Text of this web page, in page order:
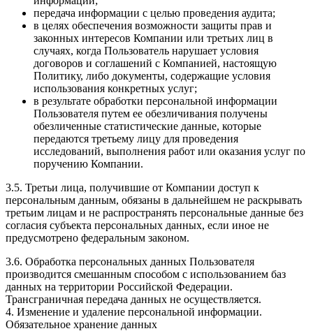
передача информации с целью проведения аудита;
в целях обеспечения возможности защиты прав и
законных интересов Компании или третьих лиц в
случаях, когда Пользователь нарушает условия
договоров и соглашений с Компанией, настоящую
Политику, либо документы, содержащие условия
использования конкретных услуг;
в результате обработки персональной информации
Пользователя путем ее обезличивания получены
обезличенные статистические данные, которые
передаются третьему лицу для проведения
исследований, выполнения работ или оказания услуг по
поручению Компании.
3.5. Третьи лица, получившие от Компании доступ к
персональным данным, обязаны в дальнейшем не раскрывать
третьим лицам и не распространять персональные данные без
согласия субъекта персональных данных, если иное не
предусмотрено федеральным законом.
3.6. Обработка персональных данных Пользователя
производится смешанным способом с использованием баз
данных на территории Российской Федерации.
Трансграничная передача данных не осуществляется.
4. Изменение и удаление персональной информации.
Обязательное хранение данных